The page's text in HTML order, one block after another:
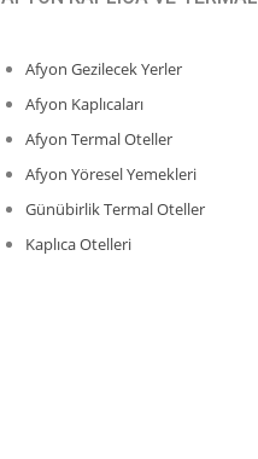
Afyon Gezilecek Yerler
Afyon Kaplıcaları
Afyon Termal Oteller
Afyon Yöresel Yemekleri
Günübirlik Termal Oteller
Kaplıca Otelleri